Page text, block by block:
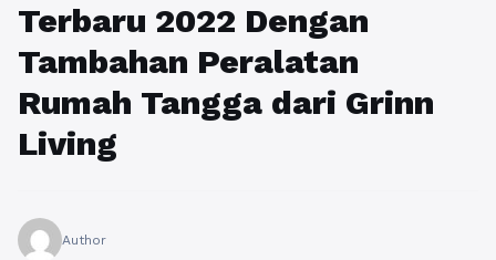
Terbaru 2022 Dengan
Tambahan Peralatan
Rumah Tangga dari Grinn
Living
Author